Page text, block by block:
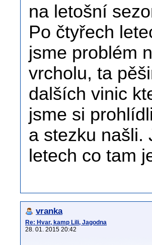
na letošní
Po čtyřech
jsme problém
vrcholu, ta
dalších vinic
jsme si
a stezku našli.
letech co tam
vranka
Re: Hvar, kamp Lili, Jagodna
28. 01. 2015 20:42